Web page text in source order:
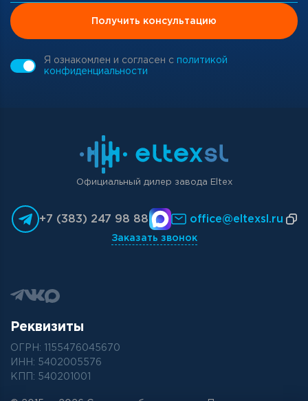
Получить консультацию
Я ознакомлен и согласен с политикой
конфиденциальности
Официальный дилер завода Eltex
+7 (383) 247 98 88
Заказать звонок
office@eltexsl.ru
Реквизиты
ОГРН: 1155476045670
ИНН: 5402005576
КПП: 540201001